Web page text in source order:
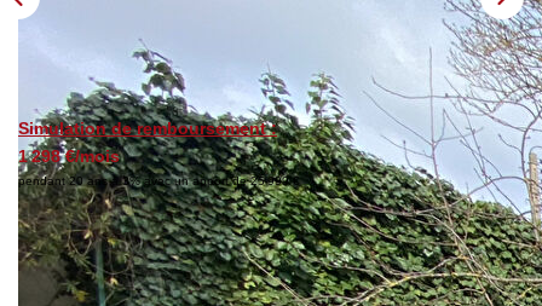
OUTILS DE CALCUL
Montant Des Frais De Notaire
Montant Des Mensualités
CONTACT
Simulation de remboursement :
1 298 €/mois
pendant 20 ans à 3% avec un apport de 25 999 €
Description